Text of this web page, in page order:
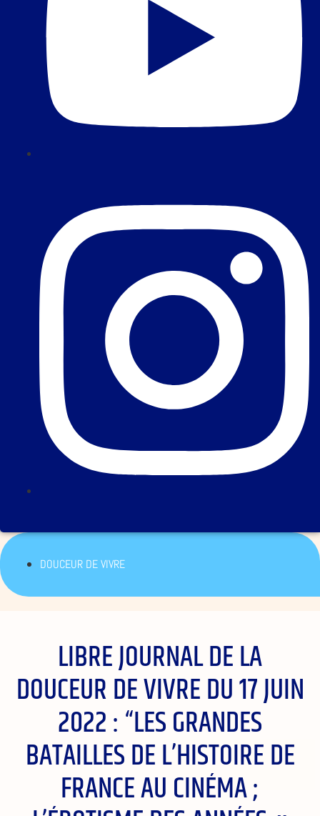
DOUCEUR DE VIVRE
LIBRE JOURNAL DE LA
DOUCEUR DE VIVRE DU 17 JUIN
2022 : “LES GRANDES
BATAILLES DE L’HISTOIRE DE
FRANCE AU CINÉMA ;